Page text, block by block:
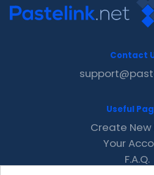
Contact
Useful
Create
Your
F.A.Q.